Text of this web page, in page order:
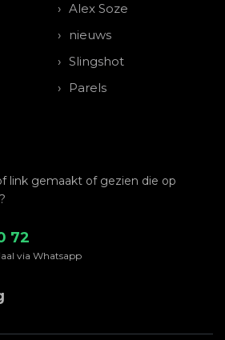
Alex Soze
nieuws
Slingshot
Parels
link gemaakt of gezien die op
72
via Whatsapp